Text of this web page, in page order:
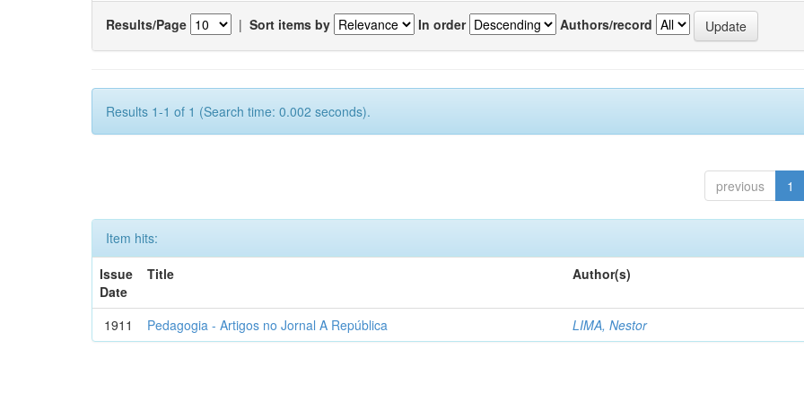
Results/Page | Sort items by In order Authors/record
Results 1-1 of 1 (Search time: 0.002 seconds).
previous 1
Item hits:
Issue
Date
Title Author(s)
1911 Pedagogia - Artigos no Jornal A República LIMA, Nestor